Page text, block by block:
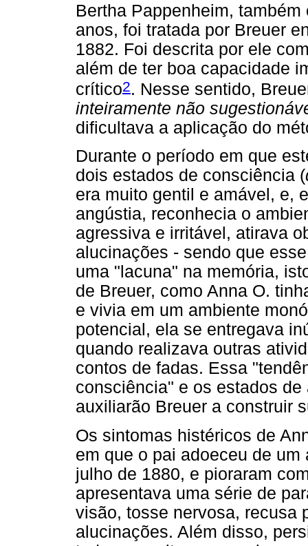
Bertha Pappenheim,
anos, foi tratada por Breuer
1882. Foi descrita por ele
além de ter boa capacidade
crítico2. Nesse sentido,
inteiramente não
dificultava a aplicação do
Durante o período em que
dois estados de consciência (
era muito gentil e amável, e,
angústia, reconhecia o
agressiva e irritável, atirava
alucinações - sendo que
uma "lacuna" na memória,
de Breuer, como Anna O.
e vivia em um ambiente
potencial, ela se entregava
quando realizava outras
contos de fadas. Essa
consciência" e os estados de
auxiliarão Breuer a construir
Os sintomas histéricos de
em que o pai adoeceu de
julho de 1880, e pioraram
apresentava uma série de
visão, tosse nervosa, recusa
alucinações. Além disso,